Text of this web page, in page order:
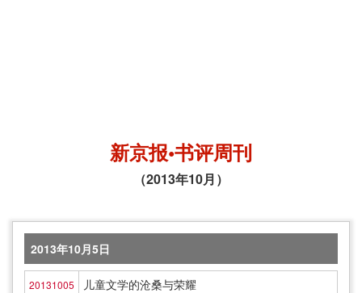
新京报•书评周刊
（2013年10月）
2013年10月5日
20131005 儿童文学的沧桑与荣耀